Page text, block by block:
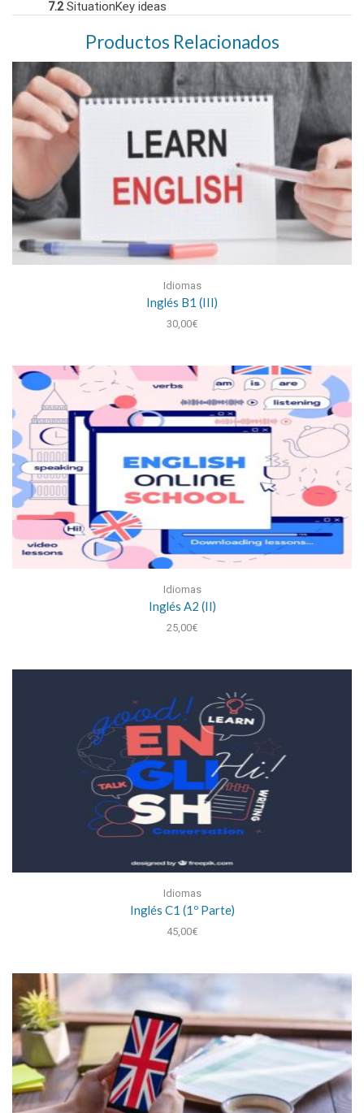
7.2SituationKey ideas
Productos Relacionados
Idiomas
Inglés B1 (III)
30,00€
Idiomas
Inglés A2 (II)
25,00€
Idiomas
Inglés C1 (1º Parte)
45,00€